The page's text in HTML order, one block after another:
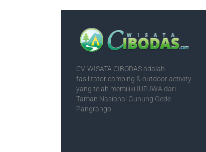
CV. WISATA CIBODAS adalah
fasilitator camping & outdoor activity
yang telah memiliki IUPJWA dari
Taman Nasional Gunung Gede
Pangrango